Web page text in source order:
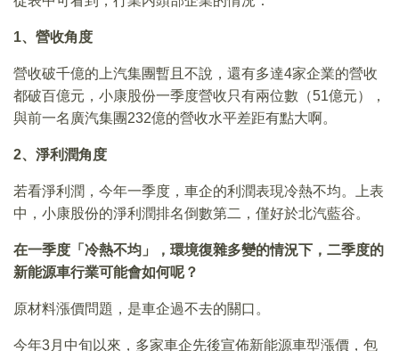
1、營收角度
營收破千億的上汽集團暫且不說，還有多達4家企業的營收
都破百億元，小康股份一季度營收只有兩位數（51億元），
與前一名廣汽集團232億的營收水平差距有點大啊。
2、淨利潤角度
若看淨利潤，今年一季度，車企的利潤表現冷熱不均。上表
中，小康股份的淨利潤排名倒數第二，僅好於北汽藍谷。
在一季度「冷熱不均」，環境復雜多變的情況下，二季度的
新能源車行業可能會如何呢？
原材料漲價問題，是車企過不去的關口。
今年3月中旬以來，多家車企先後宣佈新能源車型漲價，包